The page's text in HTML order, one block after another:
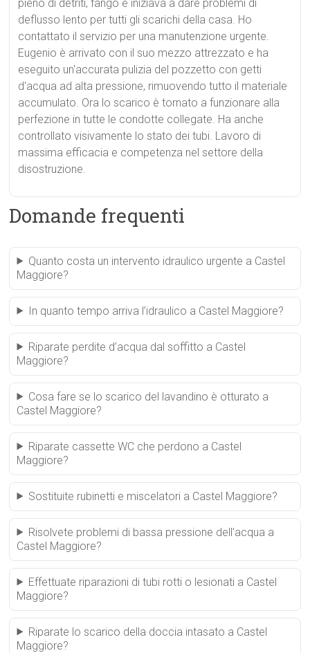
pieno di detriti, fango e iniziava a dare problemi di
deflusso lento per tutti gli scarichi della casa. Ho
contattato il servizio per una manutenzione urgente.
Eugenio è arrivato con il suo mezzo attrezzato e ha
eseguito un'accurata pulizia del pozzetto con getti
d'acqua ad alta pressione, rimuovendo tutto il materiale
accumulato. Ora lo scarico è tornato a funzionare alla
perfezione in tutte le condotte collegate. Ha anche
controllato visivamente lo stato dei tubi. Lavoro di
massima efficacia e competenza nel settore della
disostruzione.
Domande frequenti
Quanto costa un intervento idraulico urgente a Castel
Maggiore?
In quanto tempo arriva l’idraulico a Castel Maggiore?
Riparate perdite d’acqua dal soffitto a Castel
Maggiore?
Cosa fare se lo scarico del lavandino è otturato a
Castel Maggiore?
Riparate cassette WC che perdono a Castel
Maggiore?
Sostituite rubinetti e miscelatori a Castel Maggiore?
Risolvete problemi di bassa pressione dell’acqua a
Castel Maggiore?
Effettuate riparazioni di tubi rotti o lesionati a Castel
Maggiore?
Riparate lo scarico della doccia intasato a Castel
Maggiore?